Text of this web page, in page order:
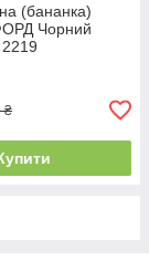
(бананка)
Чорний
₴